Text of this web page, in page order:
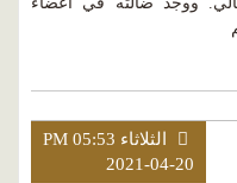
الثلاثاء PM 05:53
2021-04-20